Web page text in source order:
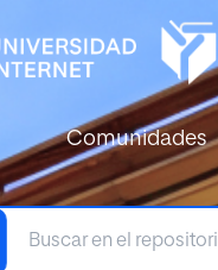
Comunidades